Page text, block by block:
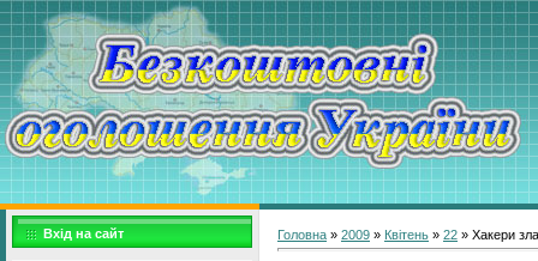
Вхід на сайт Головна » 2009 » Квітень » 22 » Хакери